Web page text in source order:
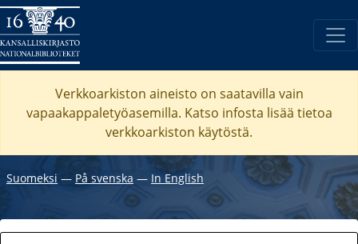
Verkkoarkiston aineisto on saatavilla vain
vapaakappaletyöasemilla. Katso infosta lisää tietoa
verkkoarkiston käytöstä.
Suomeksi ― På svenska ― In English